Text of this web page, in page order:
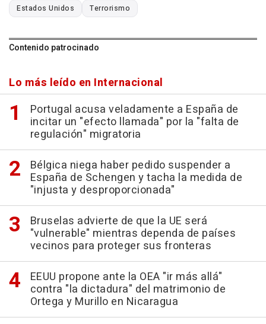
Estados Unidos Terrorismo
Contenido patrocinado
Lo más leído en Internacional
Portugal acusa veladamente a España de
incitar un "efecto llamada" por la "falta de
regulación" migratoria
Bélgica niega haber pedido suspender a
España de Schengen y tacha la medida de
"injusta y desproporcionada"
Bruselas advierte de que la UE será
"vulnerable" mientras dependa de países
vecinos para proteger sus fronteras
EEUU propone ante la OEA "ir más allá"
contra "la dictadura" del matrimonio de
Ortega y Murillo en Nicaragua